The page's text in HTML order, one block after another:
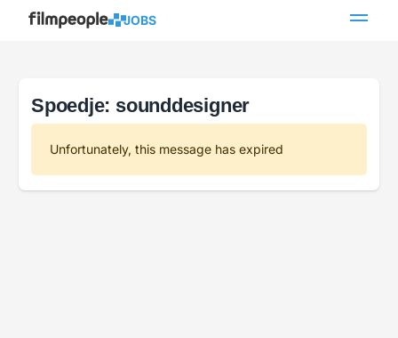
JOBS
Spoedje: sounddesigner
Unfortunately, this message has expired